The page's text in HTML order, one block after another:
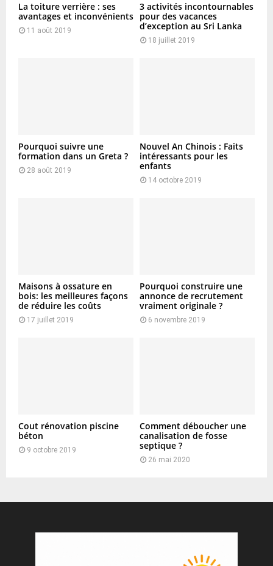
La toiture verrière : ses
avantages et inconvénients
11 août 2019
3 activités incontournables
pour des vacances
d’exception au Sri Lanka
18 juillet 2019
Pourquoi suivre une
formation dans un Greta ?
28 août 2019
Nouvel An Chinois : Faits
intéressants pour les
enfants
14 octobre 2019
Maisons à ossature en
bois: les meilleures façons
de réduire les coûts
17 juillet 2019
Pourquoi construire une
annonce de recrutement
vraiment originale ?
6 novembre 2019
Cout rénovation piscine
béton
9 octobre 2019
Comment déboucher une
canalisation de fosse
septique ?
26 mai 2020